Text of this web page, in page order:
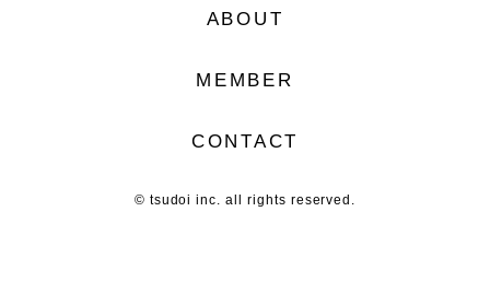
ABOUT
MEMBER
CONTACT
© tsudoi inc. all rights reserved.